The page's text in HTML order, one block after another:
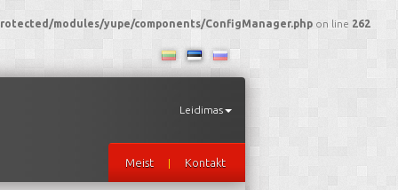
modules/yupe/components/ConfigManager.php on line 262
Leidimas
Meist | Kontakt